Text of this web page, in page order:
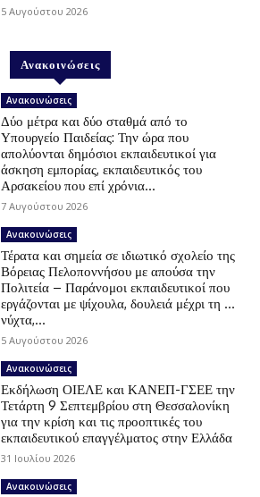
5 Αυγούστου 2026
Ανακοινώσεις
Ανακοινώσεις
Δύο μέτρα και δύο σταθμά από το
Υπουργείο Παιδείας: Την ώρα που
απολύονται δημόσιοι εκπαιδευτικοί για
άσκηση εμπορίας, εκπαιδευτικός του
Αρσακείου που επί χρόνια...
7 Αυγούστου 2026
Ανακοινώσεις
Τέρατα και σημεία σε ιδιωτικό σχολείο της
Βόρειας Πελοποννήσου με απούσα την
Πολιτεία – Παράνομοι εκπαιδευτικοί που
εργάζονται με ψίχουλα, δουλειά μέχρι τη …
νύχτα,...
5 Αυγούστου 2026
Ανακοινώσεις
Εκδήλωση ΟΙΕΛΕ και ΚΑΝΕΠ-ΓΣΕΕ την
Τετάρτη 9 Σεπτεμβρίου στη Θεσσαλονίκη
για την κρίση και τις προοπτικές του
εκπαιδευτικού επαγγέλματος στην Ελλάδα
31 Ιουλίου 2026
Ανακοινώσεις